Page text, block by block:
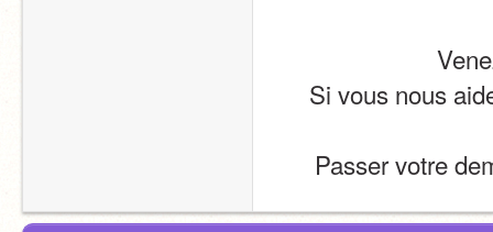
Si vous nous
Passer votre